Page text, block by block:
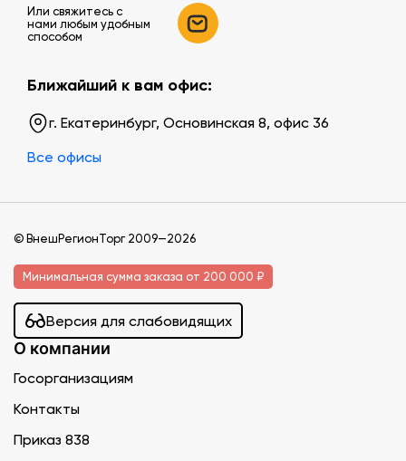
Или свяжитесь c
нами любым удобным
способом
Ближайший к вам офис:
г. Екатеринбург, Основинская 8, офис 36
Все офисы
© ВнешРегионТорг 2009—2026
Минимальная сумма заказа от 200 000 ₽
Версия для слабовидящих
О компании
Госорганизациям
Контакты
Приказ 838